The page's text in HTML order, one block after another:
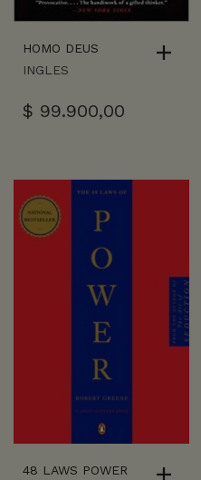
HOMO DEUS
INGLES
$ 99.900,00
48 LAWS POWER